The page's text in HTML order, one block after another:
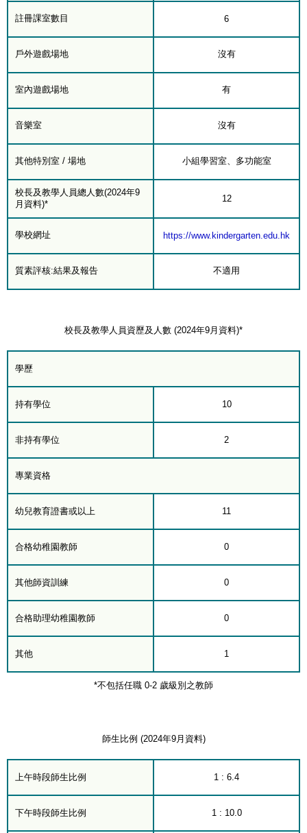
註冊課室數目 6
戶外遊戲場地 沒有
室內遊戲場地 有
音樂室 沒有
其他特別室 / 場地 小組學習室、多功能室
校長及教學人員總人數(2024年9
月資料)*
12
學校網址 https://www.kindergarten.edu.hk
質素評核:結果及報告 不適用
校長及教學人員資歷及人數 (2024年9月資料)*
學歷
持有學位 10
非持有學位 2
專業資格
幼兒教育證書或以上 11
合格幼稚園教師 0
其他師資訓練 0
合格助理幼稚園教師 0
其他 1
*不包括任職 0-2 歲級別之教師
師生比例 (2024年9月資料)
上午時段師生比例 1 : 6.4
下午時段師生比例 1 : 10.0